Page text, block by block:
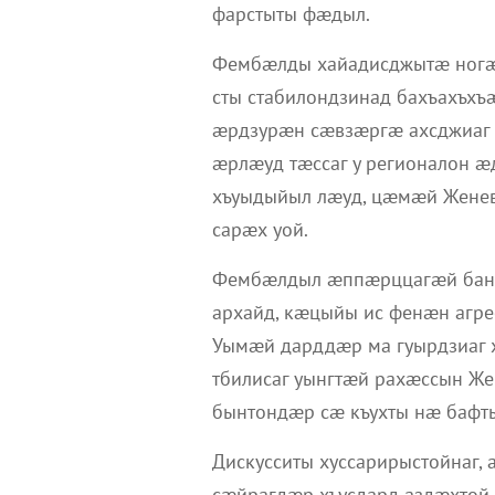
фарстыты фæдыл.
Фембæлды хайадисджытæ
сты стабилондзинад
æрдзурæн сæвзæргæ
æрлæуд тæссаг у регионалон
хъуыдыйыл лæуд, цæмæй
сарæх уой.
Фембæлдыл æппæрццагæй
архайд, кæцыйы ис фенæн
Уымæй дарддæр ма гуырдзиаг
тбилисаг уынгтæй рахæссын
бынтондæр сæ къухты нæ
Дискусситы